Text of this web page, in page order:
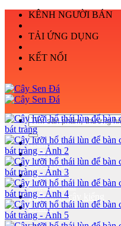
dung
KÊNH NGƯỜI BÁN
TẢI ỨNG DỤNG
KẾT NỐI
Tìm
kiếm:
Trang chủ
Giới thiệu
Cây sen đá
Cây cảnh
Chậu để bàn
Kiến thức cây kiểng
Liên hệ